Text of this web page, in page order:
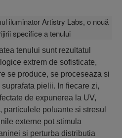
tenului sunt rezultatul
extrem de sofisticate,
se produce, se proceseaza si
pielii. In fiecare zi,
de expunerea la UV,
poluante si stresul
externe pot stimula
si perturba distributia